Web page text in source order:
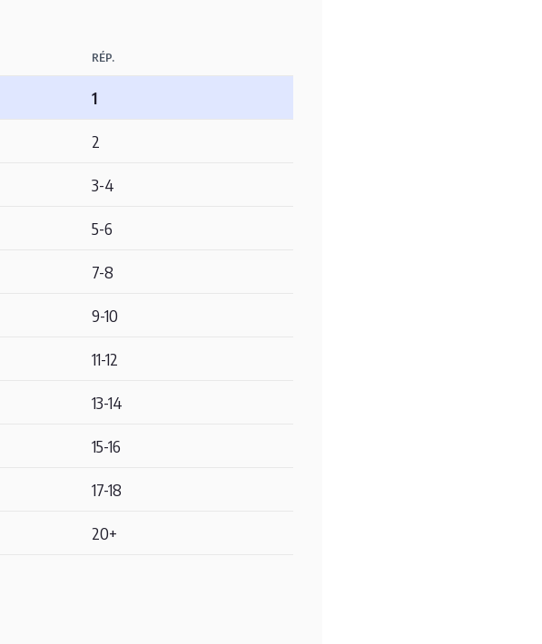
RÉP.
1
2
3-4
5-6
7-8
9-10
11-12
13-14
15-16
17-18
20+